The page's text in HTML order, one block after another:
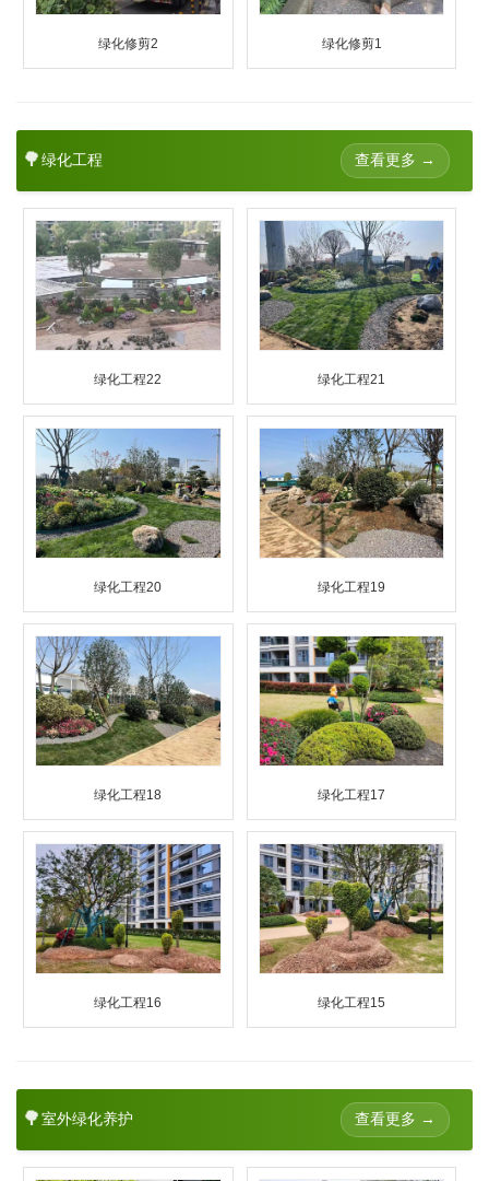
绿化修剪2 绿化修剪1
🌳绿化工程 查看更多 →
绿化工程22 绿化工程21
绿化工程20 绿化工程19
绿化工程18 绿化工程17
绿化工程16 绿化工程15
🌳室外绿化养护 查看更多 →